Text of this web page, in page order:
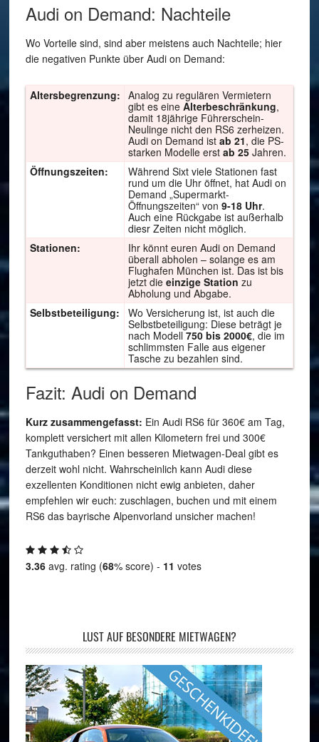
Audi on Demand: Nachteile
Wo Vorteile sind, sind aber meistens auch Nachteile; hier
die negativen Punkte über Audi on Demand:
Altersbegrenzung: Analog zu regulären Vermietern
gibt es eine Alterbeschränkung,
damit 18jährige Führerschein-
Neulinge nicht den RS6 zerheizen.
Audi on Demand ist ab 21, die PS-
starken Modelle erst ab 25Jahren.
Öffnungszeiten:
Während Sixt viele Stationen fast
rund um die Uhr öffnet, hat Audi on
Demand „Supermarkt-
Öffnungszeiten“ von 9-18 Uhr.
Auch eine Rückgabe ist außerhalb
diesr Zeiten nicht möglich.
Stationen:
Ihr könnt euren Audi on Demand
überall abholen – solange es am
Flughafen München ist. Das ist bis
jetzt die einzige Station zu
Abholung und Abgabe.
Selbstbeteiligung:
Wo Versicherung ist, ist auch die
Selbstbeteiligung: Diese beträgt je
nach Modell 750 bis 2000€, die im
schlimmsten Falle aus eigener
Tasche zu bezahlen sind.
Fazit: Audi on Demand
Kurz zusammengefasst: Ein Audi RS6 für 360€ am Tag,
komplett versichert mit allen Kilometern frei und 300€
Tankguthaben? Einen besseren Mietwagen-Deal gibt es
derzeit wohl nicht. Wahrscheinlich kann Audi diese
exzellenten Konditionen nicht ewig anbieten, daher
empfehlen wir euch: zuschlagen, buchen und mit einem
RS6 das bayrische Alpenvorland unsicher machen!
3.36avg. rating (68% score) - 11 votes
LUST AUF BESONDERE MIETWAGEN?